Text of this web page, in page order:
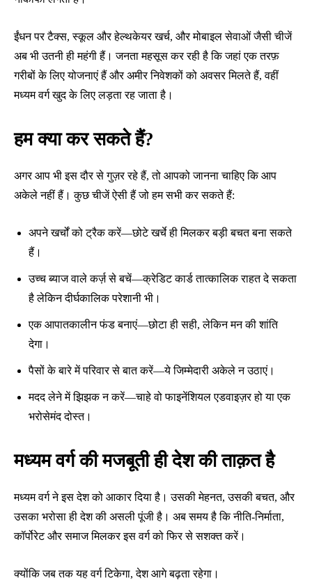
ईंधन पर टैक्स, स्कूल और हेल्थकेयर खर्च, और मोबाइल सेवाओं जैसी चीजें
अब भी उतनी ही महंगी हैं। जनता महसूस कर रही है कि जहां एक तरफ़
गरीबों के लिए योजनाएं हैं और अमीर निवेशकों को अवसर मिलते हैं, वहीं
मध्यम वर्ग खुद के लिए लड़ता रह जाता है।
हम क्या कर सकते हैं?
अगर आप भी इस दौर से गुज़र रहे हैं, तो आपको जानना चाहिए कि आप
अकेले नहीं हैं। कुछ चीजें ऐसी हैं जो हम सभी कर सकते हैं:
अपने खर्चों को ट्रैक करें—छोटे खर्चे ही मिलकर बड़ी बचत बना सकते
हैं।
उच्च ब्याज वाले कर्ज़ से बचें—क्रेडिट कार्ड तात्कालिक राहत दे सकता
है लेकिन दीर्घकालिक परेशानी भी।
एक आपातकालीन फंड बनाएं—छोटा ही सही, लेकिन मन की शांति
देगा।
पैसों के बारे में परिवार से बात करें—ये जिम्मेदारी अकेले न उठाएं।
मदद लेने में झिझक न करें—चाहे वो फाइनेंशियल एडवाइज़र हो या एक
भरोसेमंद दोस्त।
मध्यम वर्ग की मजबूती ही देश की ताक़त है
मध्यम वर्ग ने इस देश को आकार दिया है। उसकी मेहनत, उसकी बचत, और
उसका भरोसा ही देश की असली पूंजी है। अब समय है कि नीति-निर्माता,
कॉर्पोरेट और समाज मिलकर इस वर्ग को फिर से सशक्त करें।
क्योंकि जब तक यह वर्ग टिकेगा, देश आगे बढ़ता रहेगा।